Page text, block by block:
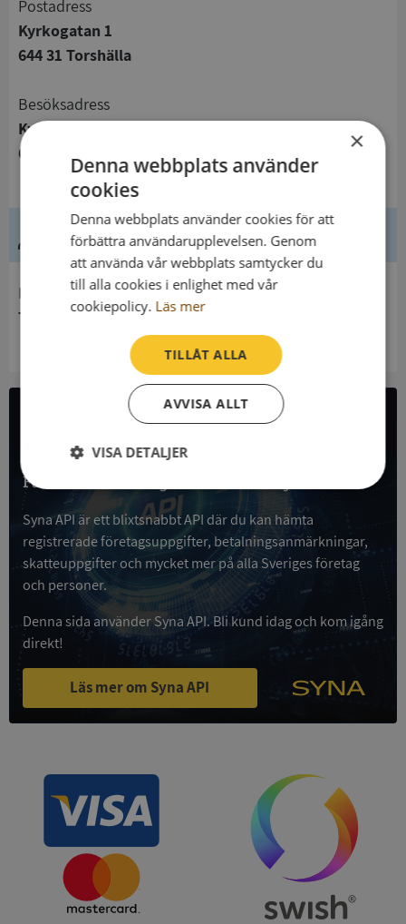
Postadress
Kyrkogatan 1
644 31 Torshälla
Besöksadress
Kyrkogatan 1
644 31 Torshälla
Ledning
Innehavare
Torshälla Församling
All företagsdata i API
Få all denna företagsinformation i Syna API
Syna API är ett blixtsnabbt API där du kan hämta
registrerade företagsuppgifter, betalningsanmärkningar,
skatteuppgifter och mycket mer på alla Sveriges företag
och personer.
Denna sida använder Syna API. Bli kund idag och kom igång
direkt!
Läs mer om Syna API
×
Denna webbplats använder
cookies
Denna webbplats använder cookies för att
förbättra användarupplevelsen. Genom
att använda vår webbplats samtycker du
till alla cookies i enlighet med vår
cookiepolicy. Läs mer
TILLÅT ALLA
AVVISA ALLT
VISA DETALJER
Strikt
nödvändigt
Prestanda Inriktning
Oklassificerade
kärnwebbplatsfunktioner som användarinloggning
och kontohantering. Webbplatsen kan inte
användas ordentligt utan strikt nödvändiga cookies.
Namn
Leverantör
Domän
__RequestVerificationToken
Corporation
de.syna.se